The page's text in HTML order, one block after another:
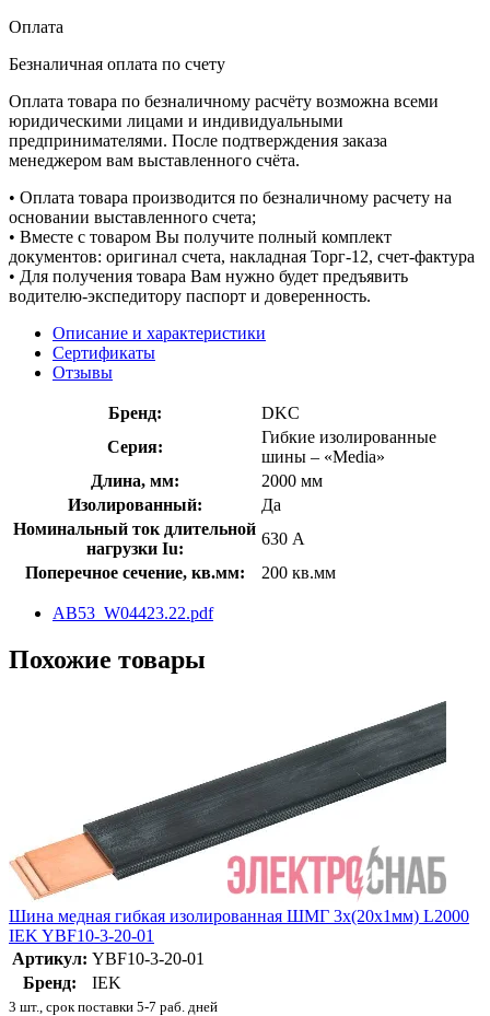
Оплата
Безналичная оплата по счету
Оплата товара по безналичному расчёту возможна всеми
юридическими лицами и индивидуальными
предпринимателями. После подтверждения заказа
менеджером вам выставленного счёта.
• Оплата товара производится по безналичному расчету на
основании выставленного счета;
• Вместе с товаром Вы получите полный комплект
документов: оригинал счета, накладная Торг-12, счет-фактура
• Для получения товара Вам нужно будет предъявить
водителю-экспедитору паспорт и доверенность.
Описание и характеристики
Сертификаты
Отзывы
Бренд:
DKC
Серия:
Гибкие изолированные
шины – «Media»
Длина, мм:
2000 мм
Изолированный:
Да
Номинальный ток длительной
нагрузки Iu:
630 А
Поперечное сечение, кв.мм:
200 кв.мм
AB53_W04423.22.pdf
Похожие товары
Шина медная гибкая изолированная ШМГ 3х(20х1мм) L2000
IEK YBF10-3-20-01
Артикул: YBF10-3-20-01
Бренд:
IEK
3 шт., срок поставки 5-7 раб. дней